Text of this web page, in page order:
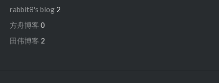
rabbit8's blog 2
方舟博客 0
田伟博客 2